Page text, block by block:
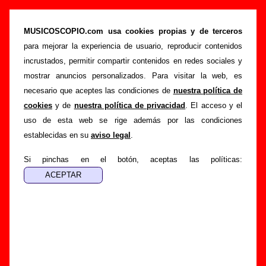
MUSICOSCOPIO.com usa cookies propias y de terceros
para mejorar la experiencia de usuario, reproducir contenidos
incrustados, permitir compartir contenidos en redes sociales y
mostrar anuncios personalizados. Para visitar la web, es
necesario que aceptes las condiciones de nuestra política de
cookies y de nuestra política de privacidad . El acceso y el
uso de esta web se rige además por las condiciones
establecidas en su aviso legal .
Si pinchas en el botón, aceptas las políticas:
Siniestro Total - Añadir o corregir información
Portada >Siniestro Total >Añadir
Si tienes información adicional, puedes enviar nueva
información o corregir la existente mediante el siguiente
formulario o escribiendo un e-mail a
guialven@musicoscopio.com.Gracias por tu
colaboración.
Nombre: